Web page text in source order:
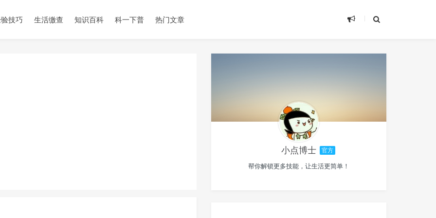
技巧 生活缴查 知识百科 科一下普 热门文章
小点博士 官方
帮你解锁更多技能，让生活更简单！